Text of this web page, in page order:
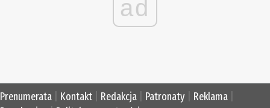
ad
Prenumerata Kontakt Redakcja Patronaty Reklama